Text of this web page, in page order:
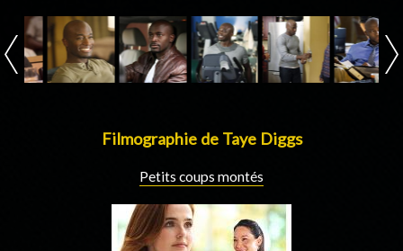
Filmographie de Taye Diggs
Petits coups montés